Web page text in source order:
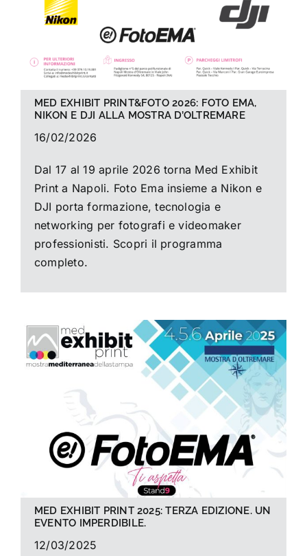
MED EXHIBIT PRINT&FOTO 2026: FOTO EMA,
NIKON E DJI ALLA MOSTRA D’OLTREMARE
16/02/2026
Dal 17 al 19 aprile 2026 torna Med Exhibit
Print a Napoli. Foto Ema insieme a Nikon e
DJI porta formazione, tecnologia e
networking per fotografi e videomaker
professionisti. Scopri il programma
completo.
MED EXHIBIT PRINT 2025: TERZA EDIZIONE. UN
EVENTO IMPERDIBILE.
12/03/2025